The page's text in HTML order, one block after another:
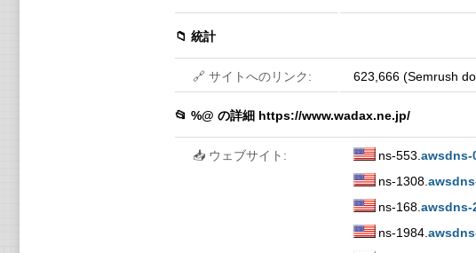
📁 統計
🔗 サイトへのリンク: 623,666 (Semrush
📂 %@ の詳細 https://www.wadax.ne.jp/
📥 ウェブサイト: ns-553. awsdns-
ns-1308.
ns-168. awsdns-
ns-1984.